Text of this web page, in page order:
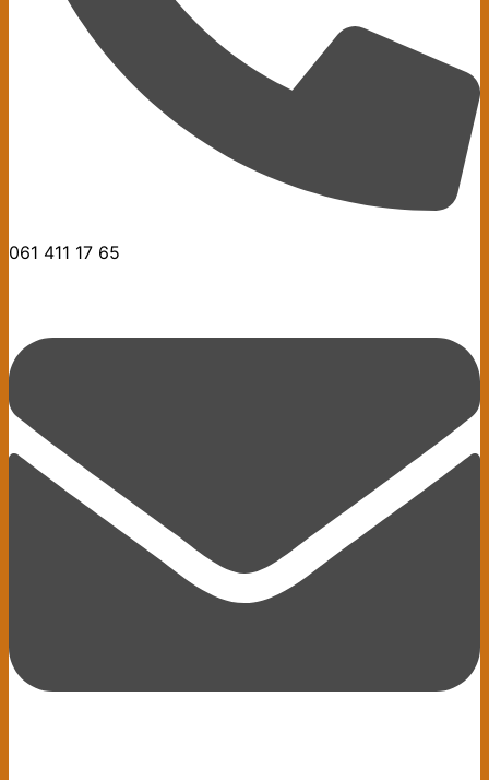
061 411 17 65